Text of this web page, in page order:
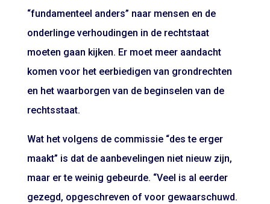
“fundamenteel anders” naar mensen en de
onderlinge verhoudingen in de rechtstaat
moeten gaan kijken. Er moet meer aandacht
komen voor het eerbiedigen van grondrechten
en het waarborgen van de beginselen van de
rechtsstaat.
Wat het volgens de commissie “des te erger
maakt” is dat de aanbevelingen niet nieuw zijn,
maar er te weinig gebeurde. “Veel is al eerder
gezegd, opgeschreven of voor gewaarschuwd.